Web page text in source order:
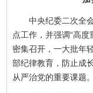
中央纪委二次全会
点工作，并强调“高
密集召开，一大批年
部纪律教育，防止成
从严治党的重要课题。